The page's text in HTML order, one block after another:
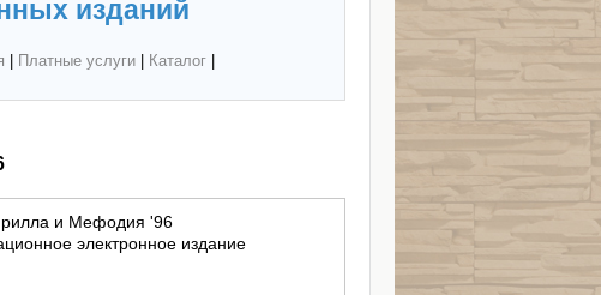
изданий
Платные услуги| Каталог|
и Мефодия '96
электронное издание